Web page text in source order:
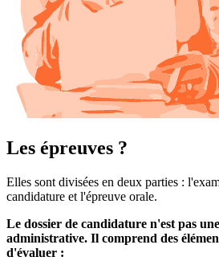
Les épreuves ?
Elles sont divisées en deux parties :
candidature et l'épreuve orale.
Le dossier de candidature n'est pas
administrative. Il comprend des
d'évaluer :